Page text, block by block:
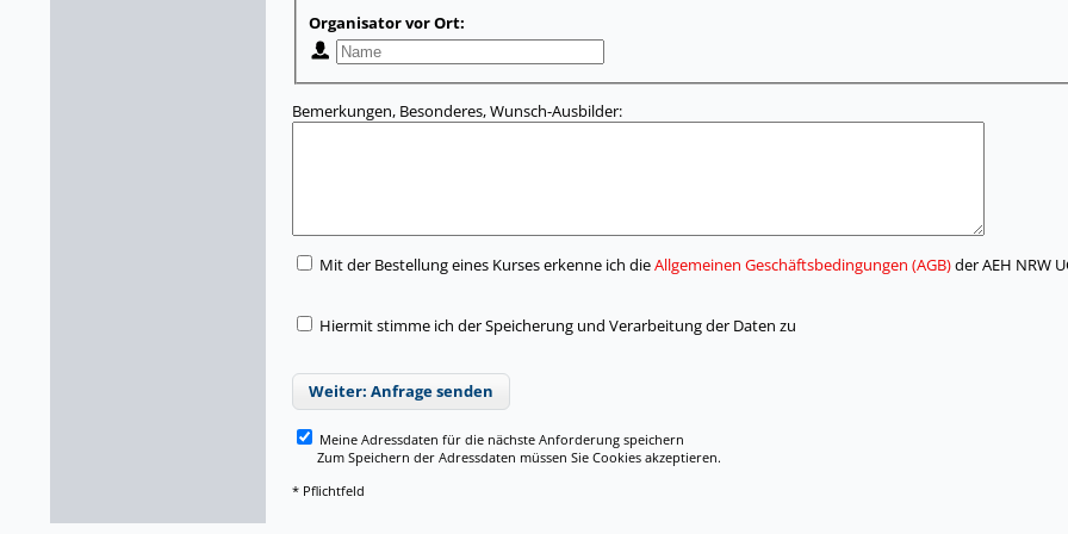
Organisator vor Ort:
Bemerkungen, Besonderes, Wunsch-Ausbilder:
Mit der Bestellung eines Kurses erkenne ich dieAllgemeinen Geschäftsbedingungen (AGB)der AEH NRW
Hiermit stimme ich der Speicherung und Verarbeitung der Daten zu
Weiter: Anfrage senden
Meine Adressdaten für die nächste Anforderung speichern
Zum Speichern der Adressdaten müssen Sie Cookies akzeptieren.
* Pflichtfeld